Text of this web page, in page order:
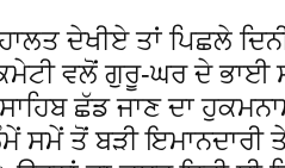
ਦੇਖੀਏ ਤਾਂ ਪਿਛਲੇ
ਵਲੋਂ ਗੁਰੂ-ਘਰ ਦੇ ਭਾਈ
ਛੱਡ ਜਾਣ ਦਾ
ਸਮੇਂ ਤੋਂ ਬੜੀ ਇਮਾਨਦਾਰੀ